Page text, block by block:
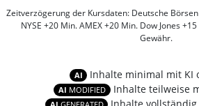
Zeitverzögerung der Kursdaten: Deutsche
NYSE +20 Min. AMEX +20 Min. Dow Jones
Gewähr.
AI Inhalte minimal mit KI
AI MODIFIED Inhalte teilweise